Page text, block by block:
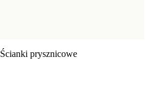
Ścianki prysznicowe